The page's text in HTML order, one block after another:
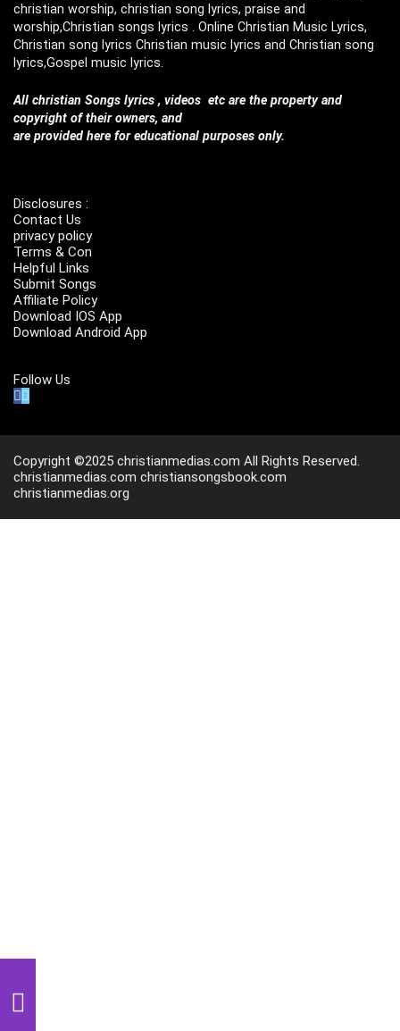
christian worship, christian song lyrics, praise and
worship,Christian songs lyrics . Online Christian Music Lyrics,
Christian song lyrics Christian music lyrics and Christian song
lyrics,Gospel music lyrics.
All christian Songs lyrics , videos etc are the property and
copyright of their owners, and
are provided here for educational purposes only.
Disclosures :
Contact Us
privacy policy
Terms & Con
Helpful Links
Submit Songs
Affiliate Policy
Download IOS App
Download Android App
Follow Us
Copyright ©2025 christianmedias.com All Rights Reserved.
christianmedias.com christiansongsbook.com
christianmedias.org